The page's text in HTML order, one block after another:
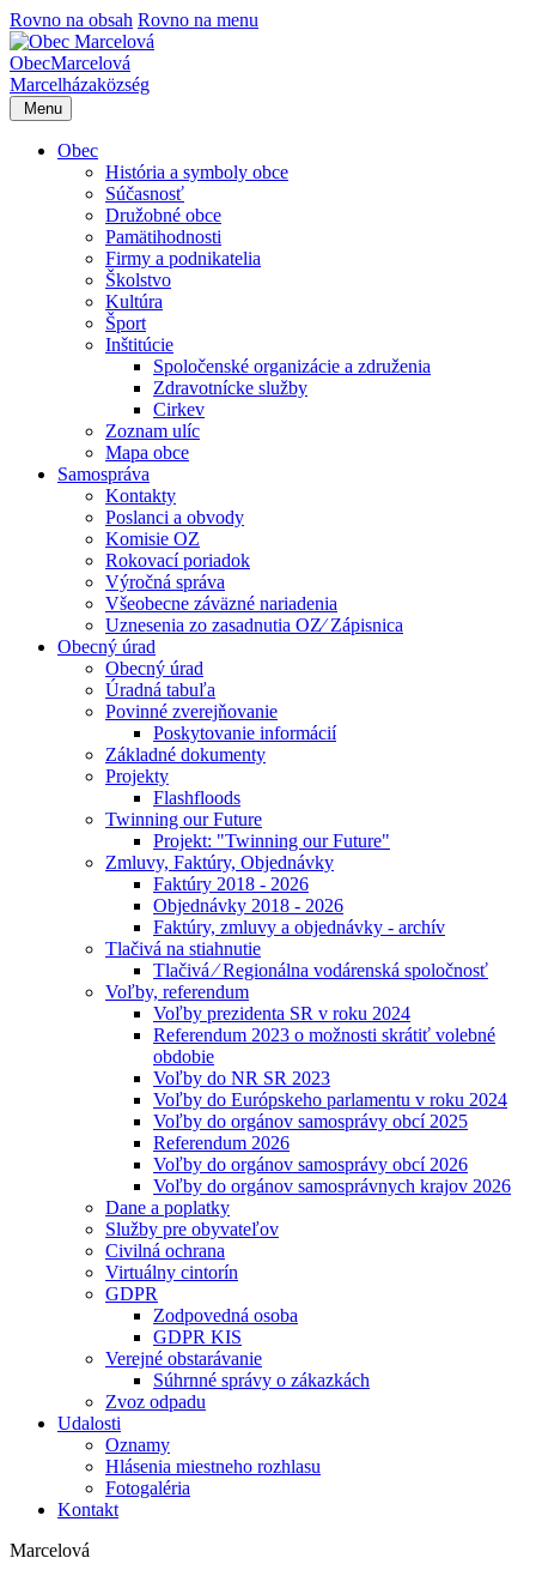
Rovno na obsah Rovno na menu
ObecMarcelová
Marcelházaközség
Menu
Obec
História a symboly obce
Súčasnosť
Družobné obce
Pamätihodnosti
Firmy a podnikatelia
Školstvo
Kultúra
Šport
Inštitúcie
Spoločenské organizácie a združenia
Zdravotnícke služby
Cirkev
Zoznam ulíc
Mapa obce
Samospráva
Kontakty
Poslanci a obvody
Komisie OZ
Rokovací poriadok
Výročná správa
Všeobecne záväzné nariadenia
Uznesenia zo zasadnutia OZ⁄ Zápisnica
Obecný úrad
Obecný úrad
Úradná tabuľa
Povinné zverejňovanie
Poskytovanie informácií
Základné dokumenty
Projekty
Flashfloods
Twinning our Future
Projekt: "Twinning our Future"
Zmluvy, Faktúry, Objednávky
Faktúry 2018 - 2026
Objednávky 2018 - 2026
Faktúry, zmluvy a objednávky - archív
Tlačivá na stiahnutie
Tlačivá ⁄ Regionálna vodárenská spoločnosť
Voľby, referendum
Voľby prezidenta SR v roku 2024
Referendum 2023 o možnosti skrátiť volebné
obdobie
Voľby do NR SR 2023
Voľby do Európskeho parlamentu v roku 2024
Voľby do orgánov samosprávy obcí 2025
Referendum 2026
Voľby do orgánov samosprávy obcí 2026
Voľby do orgánov samosprávnych krajov 2026
Dane a poplatky
Služby pre obyvateľov
Civilná ochrana
Virtuálny cintorín
GDPR
Zodpovedná osoba
GDPR KIS
Verejné obstarávanie
Súhrnné správy o zákazkách
Zvoz odpadu
Udalosti
Oznamy
Hlásenia miestneho rozhlasu
Fotogaléria
Kontakt
Marcelová